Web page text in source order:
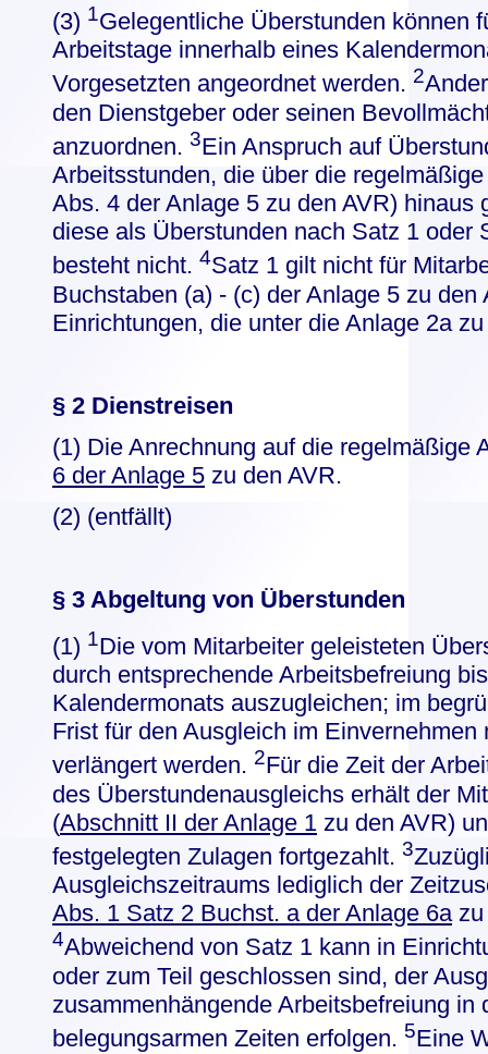
(3) 1Gelegentliche Überstunden können
Arbeitstage innerhalb eines
Vorgesetzten angeordnet werden. 2
den Dienstgeber oder seinen
anzuordnen. 3Ein Anspruch auf
Arbeitsstunden, die über die
Abs. 4 der Anlage 5 zu den AVR) hinaus
diese als Überstunden nach Satz 1 oder
besteht nicht. 4Satz 1 gilt nicht für
Buchstaben (a) - (c) der Anlage 5 zu den
Einrichtungen, die unter die Anlage 2a
§ 2 Dienstreisen
(1) Die Anrechnung auf die regelmäßige
6 der Anlage 5 zu den AVR.
(2) (entfällt)
§ 3 Abgeltung von Überstunden
(1) 1Die vom Mitarbeiter geleisteten
durch entsprechende Arbeitsbefreiung
Kalendermonats auszugleichen; im
Frist für den Ausgleich im Einvernehmen
verlängert werden. 2Für die Zeit der
des Überstundenausgleichs erhält der
(Abschnitt II der Anlage 1 zu den AVR)
festgelegten Zulagen fortgezahlt. 3
Ausgleichszeitraums lediglich der
Abs. 1 Satz 2 Buchst. a der Anlage 6azu
4Abweichend von Satz 1 kann in
oder zum Teil geschlossen sind, der
zusammenhängende Arbeitsbefreiung in
belegungsarmen Zeiten erfolgen. 5Eine